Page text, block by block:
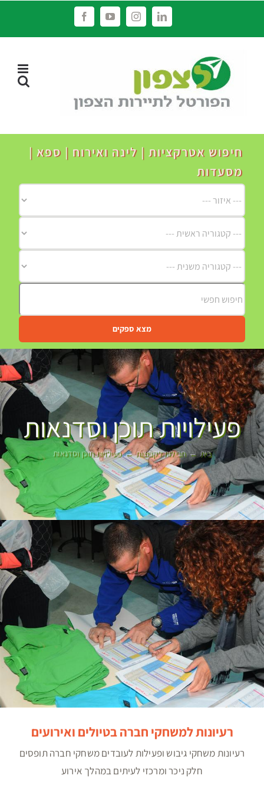
LinkedIn
Instagram
YouTube
Facebook
חיפוש אטרקציות | לינה ואירוח | ספא |
מסעדות
מצא ספקים
פעילויות תוכן וסדנאות
בית חבילות לקבוצות פעילויות תוכן וסדנאות
רעיונות למשחקי חברה בטיולים ואירועים
רעיונות למשחקי חברה בטיולים ואירועים
רעיונות משחקי גיבוש ופעילות לעובדים משחקי חברה תופסים
חלק ניכר ומרכזי לעיתים במהלך אירוע